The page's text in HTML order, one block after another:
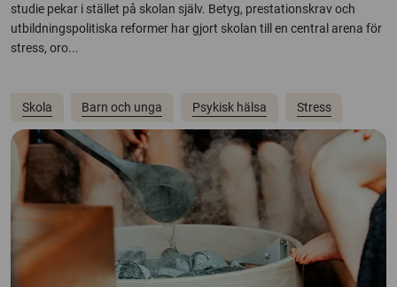
studie pekar i stället på skolan själv. Betyg, prestationskrav och
utbildningspolitiska reformer har gjort skolan till en central arena för
stress, oro...
Skola Barn och unga Psykisk hälsa Stress